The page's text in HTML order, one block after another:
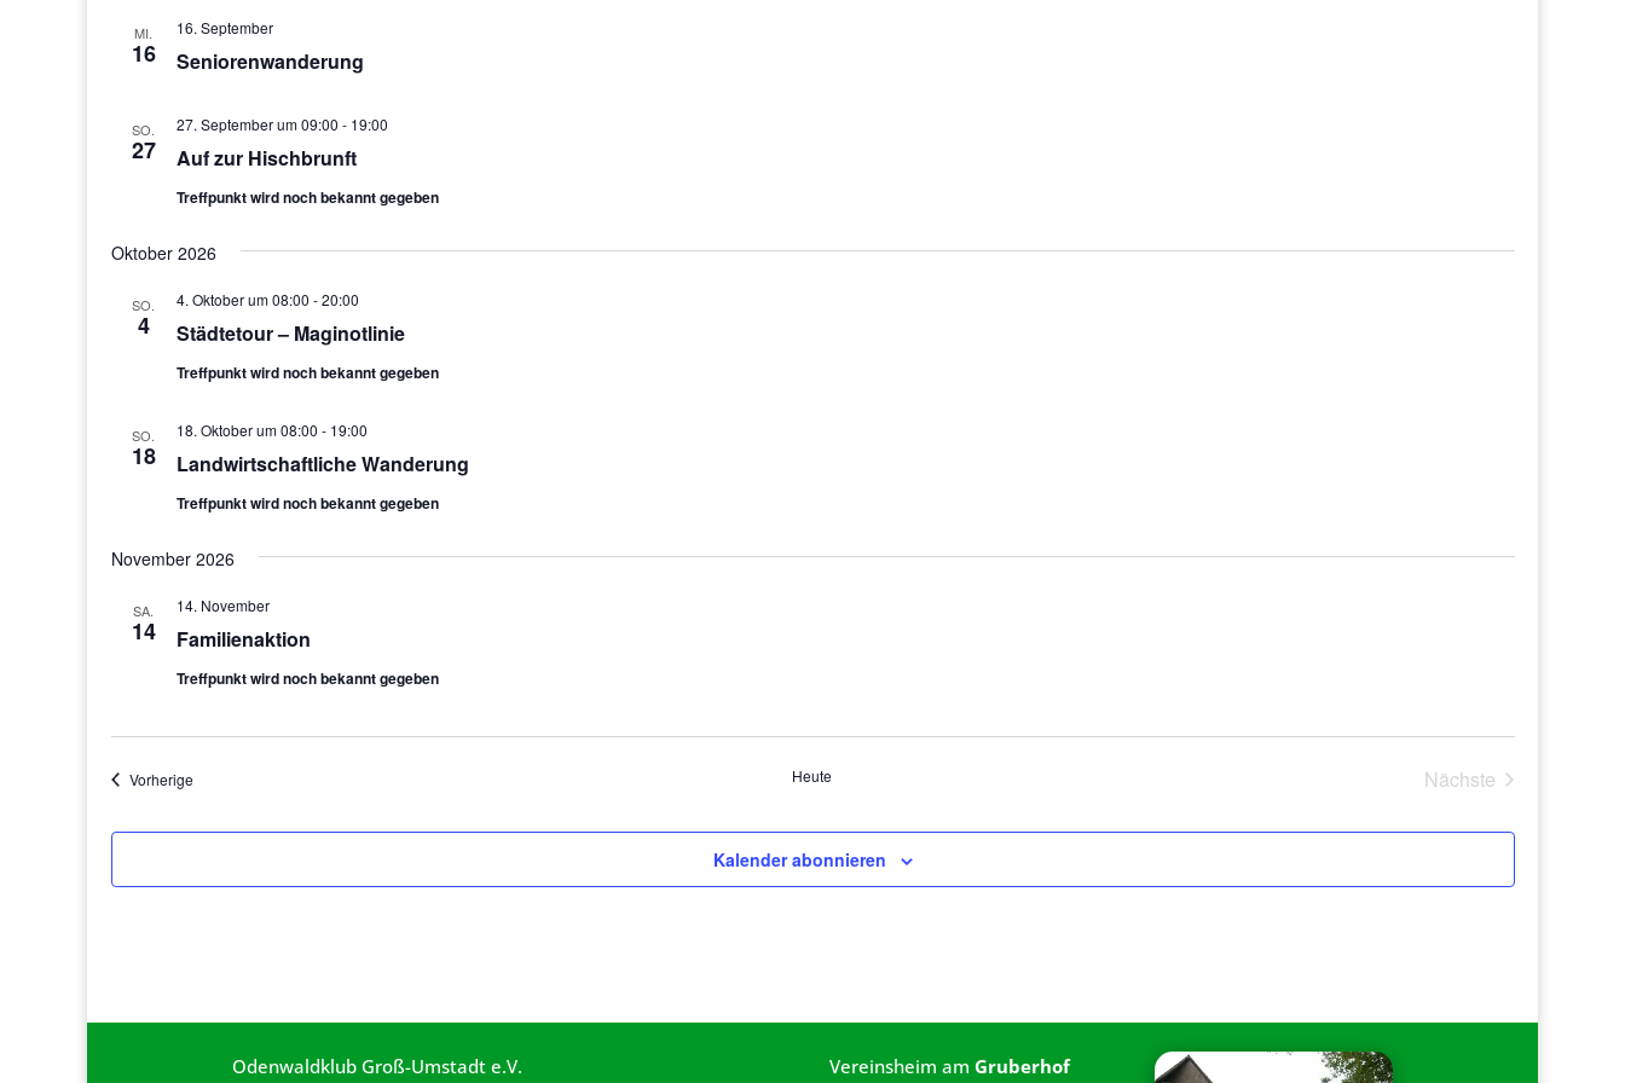
MI.
16 Seniorenwanderung
16. September
SO.
27 Auf zur Hischbrunft
27. September um 09:00 - 19:00
Treffpunkt wird noch bekannt gegeben
Oktober 2026
SO.
4 Städtetour – Maginotlinie
4. Oktober um 08:00 -20:00
Treffpunkt wird noch bekannt gegeben
SO.
18 Landwirtschaftliche Wanderung
18. Oktober um 08:00 - 19:00
Treffpunkt wird noch bekannt gegeben
November 2026
SA.
14 Familienaktion
14. November
Treffpunkt wird noch bekannt gegeben
VorherigeVeranstaltungen Heute
Nächste
Kalender abonnieren
Odenwaldklub Groß-Umstadt e.V. Vereinsheim amGruberhof